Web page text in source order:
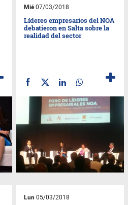
Mié07/03/2018
Líderes empresarios del NOA
debatieron en Salta sobre la
realidad del sector
Lun 05/03/2018